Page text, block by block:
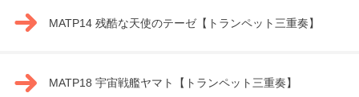
MATP14 残酷な天使のテーゼ【トランペット三重奏】
MATP18 宇宙戦艦ヤマト【トランペット三重奏】